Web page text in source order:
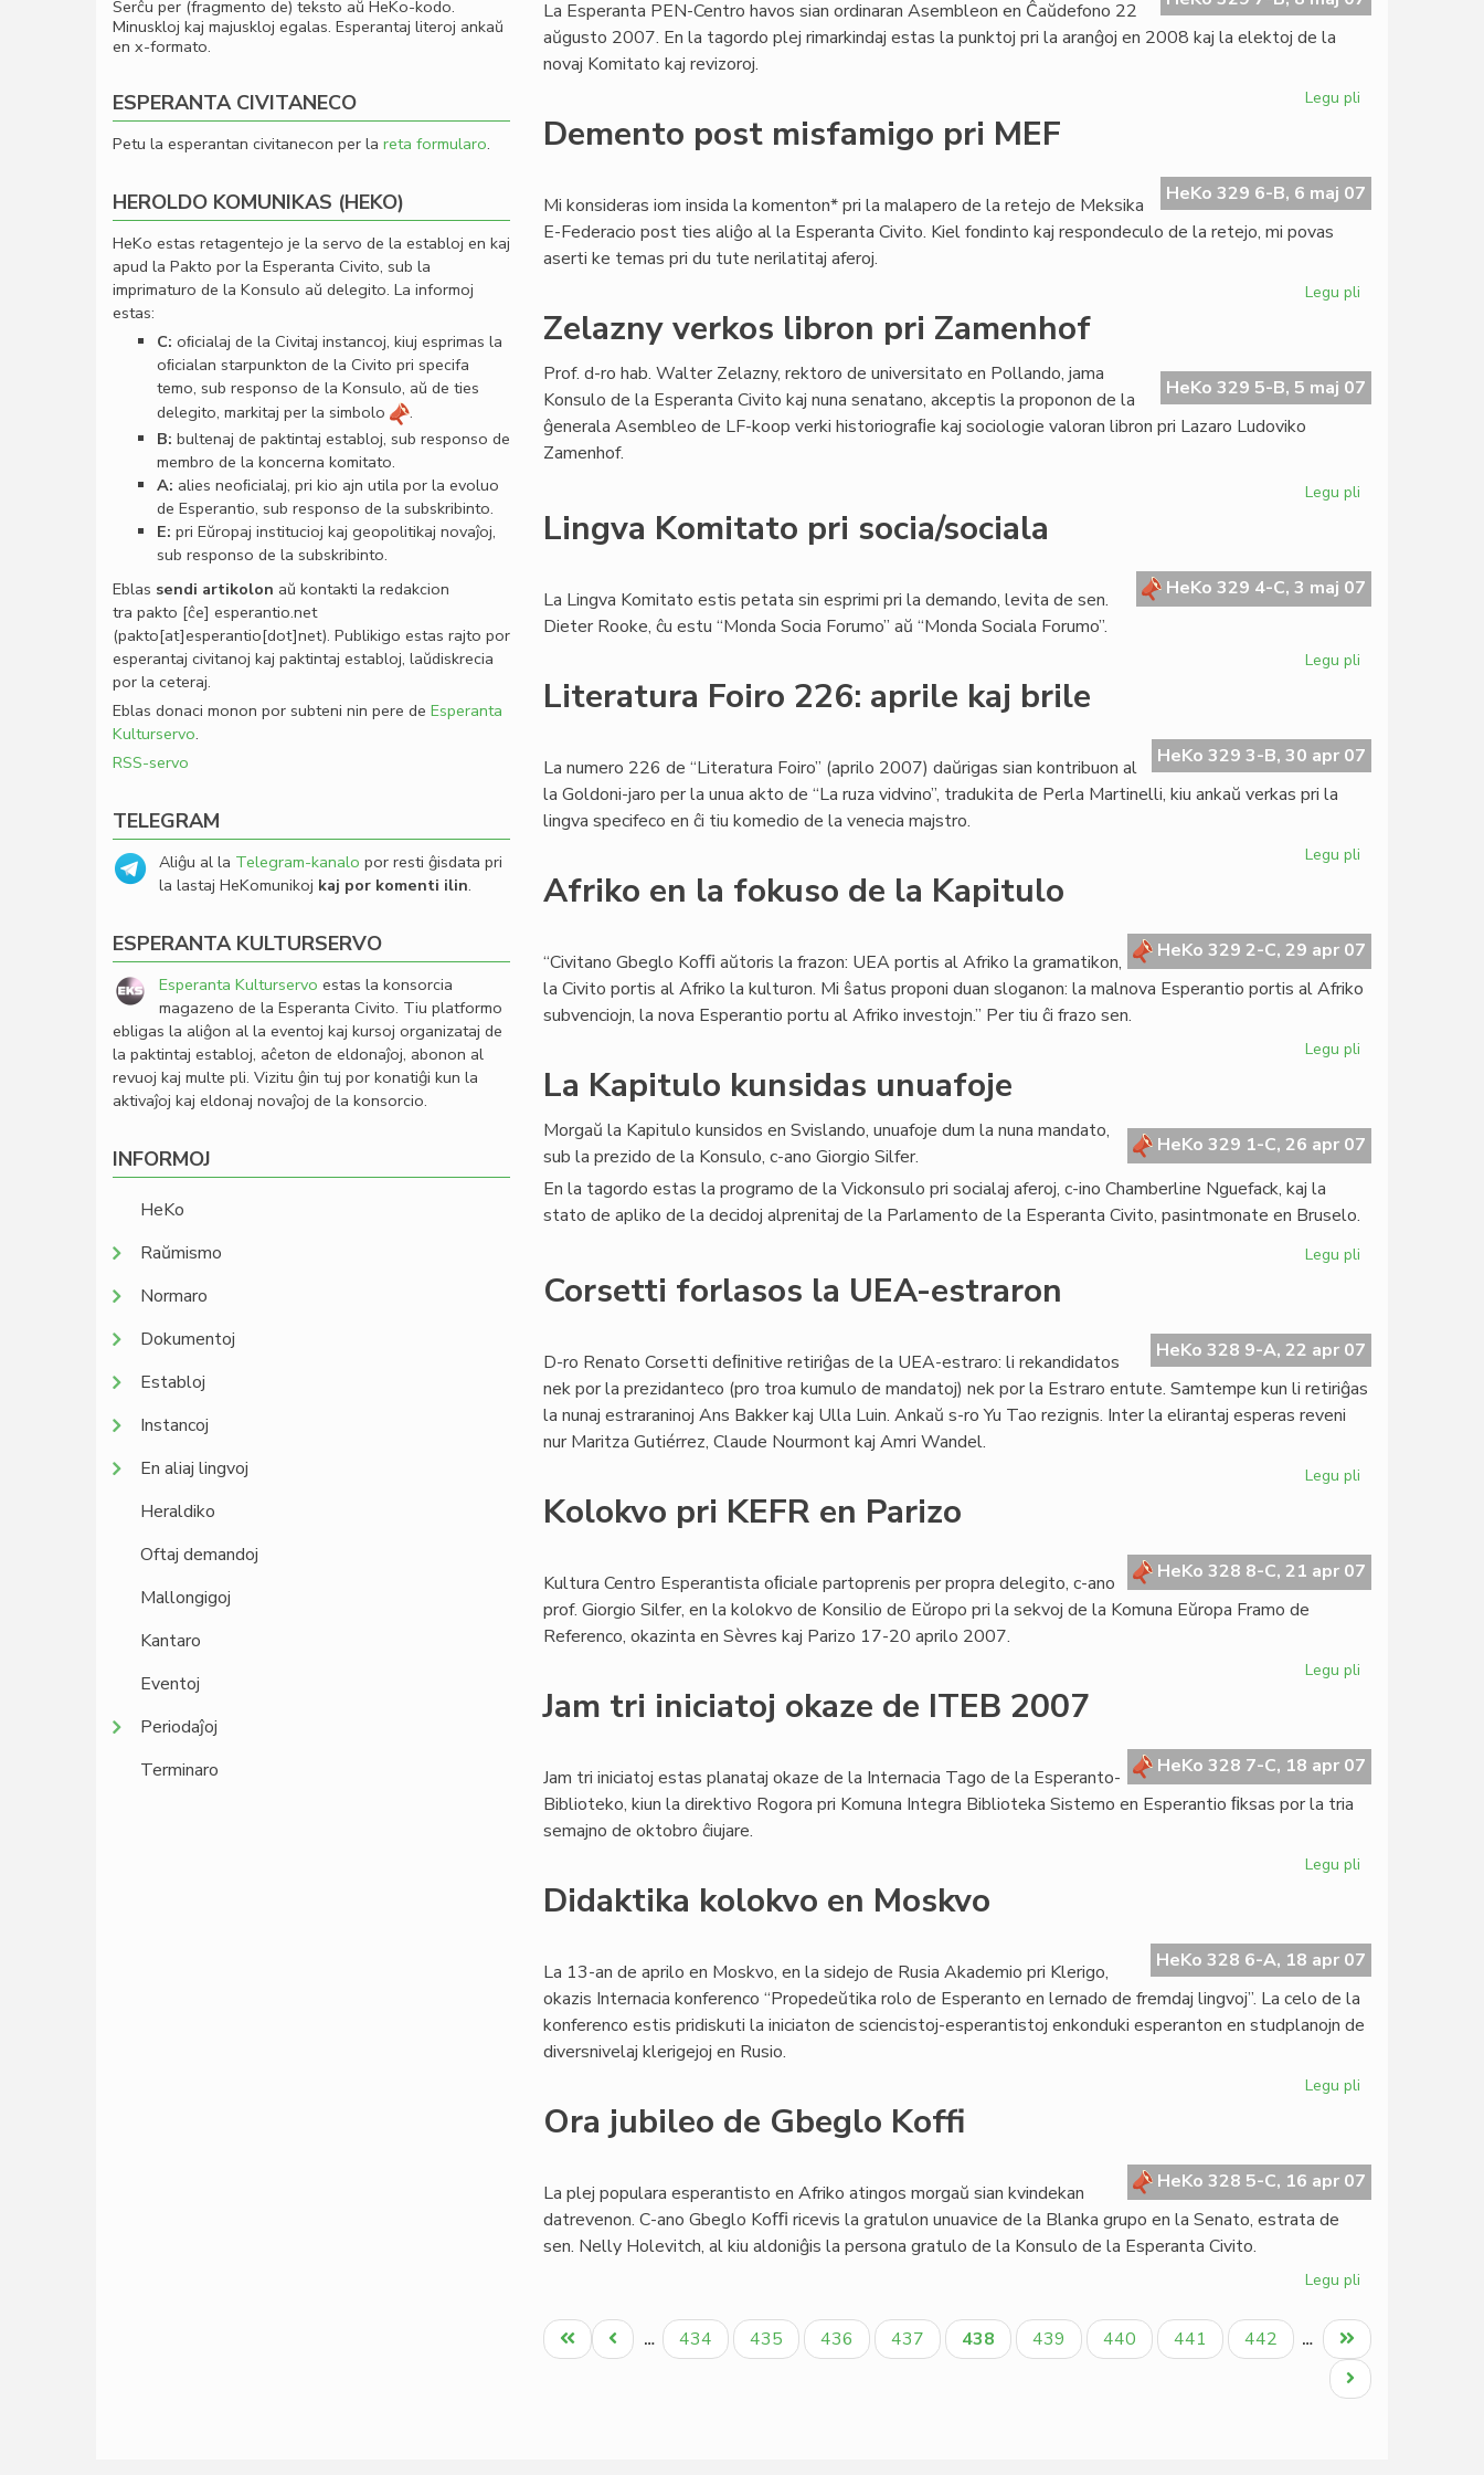
La Esperanta PEN-Centro havos sian ordinaran Asembleon en Ĉaŭdefono 22
aŭgusto 2007. En la tagordo plej rimarkindaj estas la punktoj pri la aranĝoj en 2008 kaj la elektoj de la
novaj Komitato kaj revizoroj.
Legu pli
la
Esperanta
Demento post misfamigo pri MEF
HeKo 329 6-B, 6 maj 07
Mi konsideras iom insida la komenton* pri la malapero de la retejo de Meksika
E-Federacio post ties aliĝo al la Esperanta Civito. Kiel fondinto kaj respondeculo de la retejo, mi povas
aserti ke temas pri du tute nerilatitaj aferoj.
Legu pli
pri
MEF
Zelazny verkos libron pri Zamenhof
HeKo 329 5-B, 5 maj 07
Prof. d-ro hab. Walter Zelazny, rektoro de universitato en Pollando, jama
Konsulo de la Esperanta Civito kaj nuna senatano, akceptis la proponon de la
ĝenerala Asembleo de LF-koop verki historiograﬁe kaj sociologie valoran libron pri Lazaro Ludoviko
Zamenhof.
Legu pli
pri
Zamenhof
Lingva Komitato pri socia/sociala
HeKo 329 4-C, 3 maj 07
La Lingva Komitato estis petata sin esprimi pri la demando, levita de sen.
Dieter Rooke, ĉu estu “Monda Socia Forumo” aŭ “Monda Sociala Forumo”.
Legu pli
socia/sociala
Literatura Foiro 226: aprile kaj brile
HeKo 329 3-B, 30 apr 07
La numero 226 de “Literatura Foiro” (aprilo 2007) daŭrigas sian kontribuon al
la Goldoni-jaro per la unua akto de “La ruza vidvino”, tradukita de Perla Martinelli, kiu ankaŭ verkas pri la
lingva specifeco en ĉi tiu komedio de la venecia majstro.
Legu pli
aprile
kaj
brile
Afriko en la fokuso de la Kapitulo
HeKo 329 2-C, 29 apr 07
“Civitano Gbeglo Koﬃ aŭtoris la frazon: UEA portis al Afriko la gramatikon,
la Civito portis al Afriko la kulturon. Mi ŝatus proponi duan sloganon: la malnova Esperantio portis al Afriko
subvenciojn, la nova Esperantio portu al Afriko investojn.” Per tiu ĉi frazo sen.
Legu pli
fokuso
de
La Kapitulo kunsidas unuafoje
HeKo 329 1-C, 26 apr 07
Morgaŭ la Kapitulo kunsidos en Svislando, unuafoje dum la nuna mandato,
sub la prezido de la Konsulo, c-ano Giorgio Silfer.
En la tagordo estas la programo de la Vickonsulo pri socialaj aferoj, c-ino Chamberline Nguefack, kaj la
stato de apliko de la decidoj alprenitaj de la Parlamento de la Esperanta Civito, pasintmonate en Bruselo.
Legu pli
unuafoje
Corsetti forlasos la UEA-estraron
HeKo 328 9-A, 22 apr 07
D-ro Renato Corsetti deﬁnitive retiriĝas de la UEA-estraro: li rekandidatos
nek por la prezidanteco (pro troa kumulo de mandatoj) nek por la Estraro entute. Samtempe kun li retiriĝas
la nunaj estraraninoj Ans Bakker kaj Ulla Luin. Ankaŭ s-ro Yu Tao rezignis. Inter la elirantaj esperas reveni
nur Maritza Gutiérrez, Claude Nourmont kaj Amri Wandel.
Legu pli
UEA-
estraron
Kolokvo pri KEFR en Parizo
HeKo 328 8-C, 21 apr 07
Kultura Centro Esperantista oﬁciale partoprenis per propra delegito, c-ano
prof. Giorgio Silfer, en la kolokvo de Konsilio de Eŭropo pri la sekvoj de la Komuna Eŭropa Framo de
Referenco, okazinta en Sèvres kaj Parizo 17-20 aprilo 2007.
Legu pli
en
Parizo
Jam tri iniciatoj okaze de ITEB 2007
HeKo 328 7-C, 18 apr 07
Jam tri iniciatoj estas planataj okaze de la Internacia Tago de la Esperanto-
Biblioteko, kiun la direktivo Rogora pri Komuna Integra Biblioteka Sistemo en Esperantio ﬁksas por la tria
semajno de oktobro ĉiujare.
Legu pli
okaze
de
2007
Didaktika kolokvo en Moskvo
HeKo 328 6-A, 18 apr 07
La 13-an de aprilo en Moskvo, en la sidejo de Rusia Akademio pri Klerigo,
okazis Internacia konferenco “Propedeŭtika rolo de Esperanto en lernado de fremdaj lingvoj”. La celo de la
konferenco estis pridiskuti la iniciaton de sciencistoj-esperantistoj enkonduki esperanton en studplanojn de
diversnivelaj klerigejoj en Rusio.
Legu pli
Moskvo
Ora jubileo de Gbeglo Koffi
HeKo 328 5-C, 16 apr 07
La plej populara esperantisto en Afriko atingos morgaŭ sian kvindekan
datrevenon. C-ano Gbeglo Koﬃ ricevis la gratulon unuavice de la Blanka grupo en la Senato, estrata de
sen. Nelly Holevitch, al kiu aldoniĝis la persona gratulo de la Konsulo de la Esperanta Civito.
Legu pli
jubileo
de
Gbeglo
Koffi
Pagination
Unua
paĝo
Antaŭa
paĝo
… Paĝo
434 Paĝo
435 Paĝo
436 Paĝo
437
Aktuala
paĝo
438 Paĝo
439 Paĝo
440 Paĝo
441 Paĝo
442 …
Last
page
Next
page
Serĉu per (fragmento de) teksto aŭ HeKo-kodo.
Minuskloj kaj majuskloj egalas. Esperantaj literoj ankaŭ
en x-formato.
ESPERANTA CIVITANECO
Petu la esperantan civitanecon per la reta formularo.
HEROLDO KOMUNIKAS (HEKO)
HeKo estas retagentejo je la servo de la establoj en kaj
apud la Pakto por la Esperanta Civito, sub la
imprimaturo de la Konsulo aŭ delegito. La informoj
estas:
C: oﬁcialaj de la Civitaj instancoj, kiuj esprimas la
oﬁcialan starpunkton de la Civito pri specifa
temo, sub responso de la Konsulo, aŭ de ties
delegito, markitaj per la simbolo
.
B: bultenaj de paktintaj establoj, sub responso de
membro de la koncerna komitato.
A: alies neoﬁcialaj, pri kio ajn utila por la evoluo
de Esperantio, sub responso de la subskribinto.
E: pri Eŭropaj institucioj kaj geopolitikaj novaĵoj,
sub responso de la subskribinto.
Eblas sendi artikolon aŭ kontakti la redakcion
tra pakto [ĉe] esperantio.net
(pakto[at]esperantio[dot]net). Publikigo estas rajto por
esperantaj civitanoj kaj paktintaj establoj, laŭdiskrecia
por la ceteraj.
Eblas donaci monon por subteni nin pere de Esperanta
Kulturservo.
RSS-servo
TELEGRAM
Aliĝu al la Telegram-kanalo por resti ĝisdata pri
la lastaj HeKomunikoj kaj por komenti ilin.
ESPERANTA KULTURSERVO
Esperanta Kulturservo estas la konsorcia
magazeno de la Esperanta Civito. Tiu platformo
ebligas la aliĝon al la eventoj kaj kursoj organizataj de
la paktintaj establoj, aĉeton de eldonaĵoj, abonon al
revuoj kaj multe pli. Vizitu ĝin tuj por konatiĝi kun la
aktivaĵoj kaj eldonaj novaĵoj de la konsorcio.
INFORMOJ
HeKo
Raŭmismo
Normaro
Dokumentoj
Establoj
Instancoj
En aliaj lingvoj
Heraldiko
Oftaj demandoj
Mallongigoj
Kantaro
Eventoj
Periodaĵoj
Terminaro